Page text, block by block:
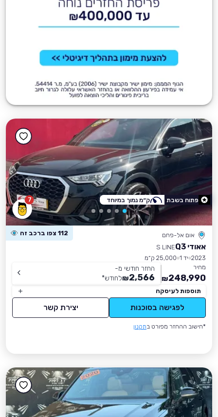
7
אום אל-פחם 112 צפו ברכב זה
אאודי Q3
S LINE
2023 יד 1
25,000 ק״מ
מחיר
248,990
₪
החזר חודשי מ-
2,566
₪לחודש*
תוספות לעיסקה
לפגישה בסוכנות יצירת קשר
*חישוב ההחזר מפורט בתקנון
פתוח בשבת ק״מ נמוך במיוחד